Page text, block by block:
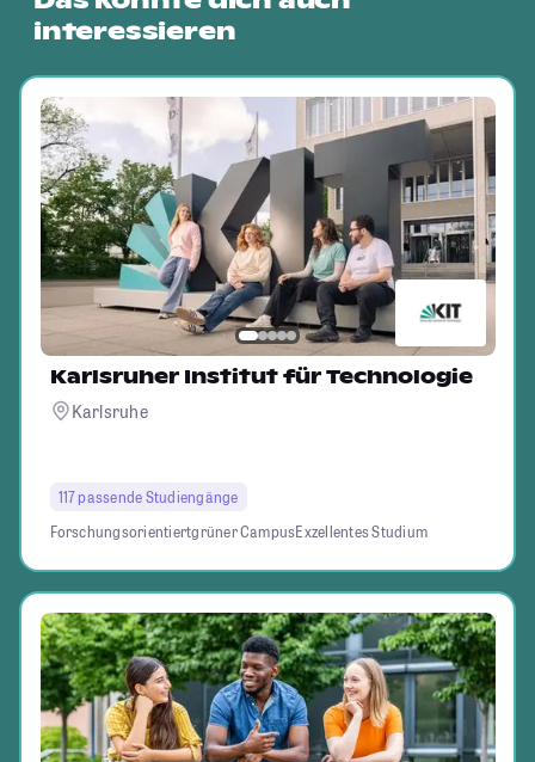
interessieren
Karlsruher Institut für Technologie
Karlsruhe
117 passende Studiengänge
Forschungsorientiertgrüner CampusExzellentes Studium